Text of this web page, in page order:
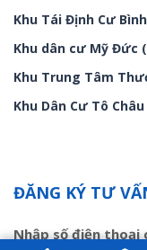
Khu Tái Định Cư
Khu dân cư Mỹ Đức
Khu Trung Tâm
Khu Dân Cư Tô Châu
ĐĂNG KÝ TƯ
Nhập số điện thoại